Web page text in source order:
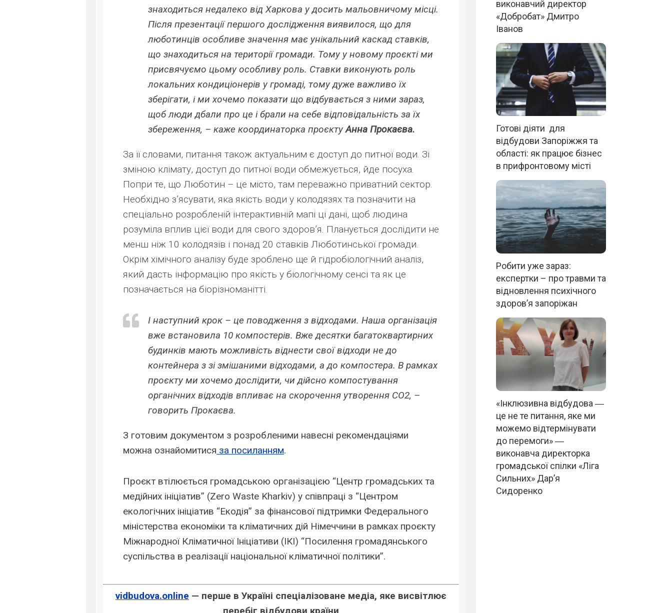
знаходиться недалеко від Харкова у досить мальовничому місці.
Після презентації першого дослідження виявилося, що для
люботинців особливе значення має унікальний каскад ставків,
що знаходиться на території громади. Тому у новому проєкті ми
присвячуємо цьому особливу роль. Ставки виконують роль
локальних кондиціонерів у громаді, тому дуже важливо їх
зберігати, і ми хочемо показати що відбувається з ними зараз,
щоб люди дбали про це і брали на себе відповідальність за їх
збереження, – каже координаторка проєктуАнна Прокаєва.
За її словами, питання також актуальним є доступ до питної води. Зі
зміною клімату, доступ до питної води обмежується, йде посуха.
Попри те, що Люботин – це місто, там переважно приватний сектор.
Необхідно з’ясувати, яка якість води у колодязях та позначити на
спеціально розробленій інтерактивній мапі ці дані, щоб людина
розуміла вплив цієї води для свого здоров’я. Планується дослідити не
менш ніж 10 колодязів і понад 20 ставків Люботинської громади.
Окрім хімічного аналізу буде зроблено ще й гідробіологічний аналіз,
який дасть інформацію про якість у біологічному сенсі та як це
позначається на біорізноманітті.
І наступний крок – це поводження з відходами. Наша організація
вже встановила 10 компостерів. Вже десятки багатоквартирних
будинків мають можливість віднести свої відходи не до
контейнера з зі змішаними відходами, а до компостера. В рамках
проєкту ми хочемо дослідити, чи дійсно компостування
органічних відходів впливає на скорочення утворення CO2, –
говорить Прокаєва.
З готовим документом з розробленими навесні рекомендаціями
можна ознайомитися за посиланням.
Проєкт втілюється громадською організацією “Центр громадських та
медійних ініціатив” (Zero Waste Kharkiv) у співпраці з “Центром
екологічних ініціатив “Екодія” за фінансової підтримки Федерального
міністерства економіки та кліматичних дій Німеччини в рамках проєкту
Міжнародної Кліматичної Ініціативи (ІКІ) “Посилення громадянського
суспільства в реалізації національної кліматичної політики”.
vidbudova.online — перше в Україні спеціалізоване медіа, яке висвітлює
виконавчий директор
«Добробат» Дмитро
Іванов
Готові діяти для
відбудови Запоріжжя та
області: як працює бізнес
в прифронтовому місті
Робити уже зараз:
експертки – про травми та
відновлення психічного
здоров’я запоріжан
«Інклюзивна відбудова ―
це не те питання, яке ми
можемо відтермінувати
до перемоги» ―
виконавча директорка
громадської спілки «Ліга
Сильних» Дар’я
Сидоренко